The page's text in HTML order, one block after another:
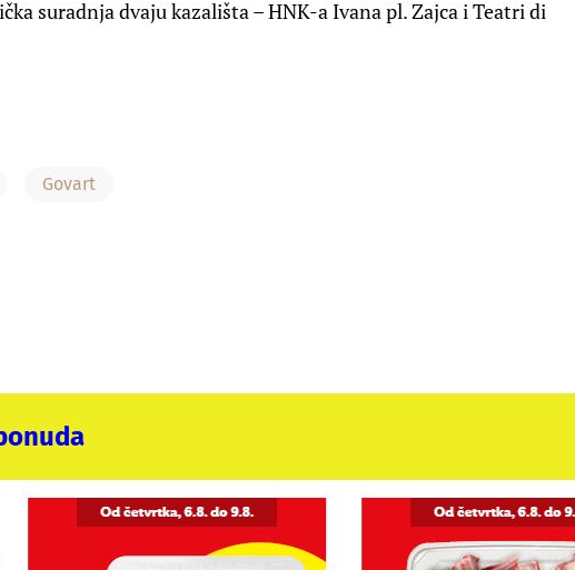
suradnja dvaju kazališta – HNK-a Ivana pl. Zajca i Teatri di
Govart